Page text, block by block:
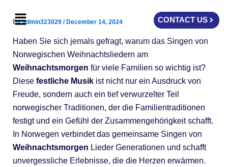
Menu CONTACT US
Byadmin323029 /December 14, 2024
Haben Sie sich jemals gefragt, warum das Singen von
Norwegischen Weihnachtsliedern am
Weihnachtsmorgen für viele Familien so wichtig ist?
Diese festliche Musikist nicht nur ein Ausdruck von
Freude, sondern auch ein tief verwurzelter Teil
norwegischer Traditionen, der die Familientraditionen
festigt und ein Gefühl der Zusammengehörigkeit schafft.
In Norwegen verbindet das gemeinsame Singen von
Weihnachtsmorgen Lieder Generationen und schafft
unvergessliche Erlebnisse, die die Herzen erwärmen.